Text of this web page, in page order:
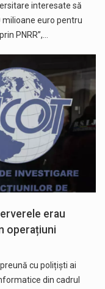
interesate să
euro pentru
PNRR”,…
erau
operațiuni
cu polițiști ai
din cadrul